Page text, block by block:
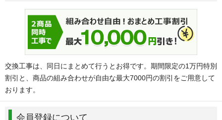
交換工事は、同日にまとめて行うとお得です。期間限定の1万円特別
割引と、商品の組み合わせが自由な最大7000円の割引をご用意して
おります。
会員登録について